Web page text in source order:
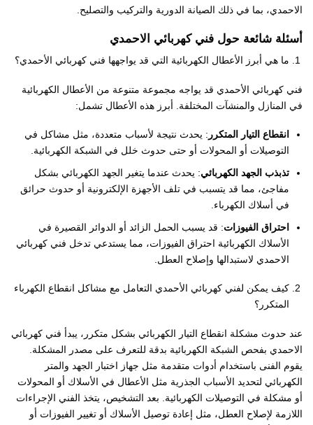
الاحمدي، بما في ذلك الصيانة الدورية والتركيب والتصليح.
أسئلة شائعة حول فني كهربائي الاحمدي
ما هي أبرز الأعطال الكهربائية التي قد يواجهها فني كهربائي الأحمدي؟
فني كهربائي الأحمدي قد يواجه مجموعة متنوعة من الأعطال الكهربائية
في المنازل والمنشآت المختلفة. أبرز هذه الأعطال تشمل:
انقطاع التيار المتكرر : يحدث نتيجة لأسباب متعددة، مثل مشاكل في
التوصيلات أو المحولات أو حتى حدوث خلل في الشبكة الكهربائية.
تذبذب الجهد الكهربائي: يحدث عندما يتغير الجهد الكهربائي بشكل
مفاجئ، مما قد يتسبب في تلف الأجهزة الإلكترونية أو حدوث حرائق
في أسلاك الكهرباء.
احتراق الفيوزات: قد يسبب الحمل الزائد أو الدوائر القصيرة في
الأسلاك الكهربائية احتراق الفيوزات، مما يستدعي تدخل فني كهربائي
الاحمدي لاستبدالها وإصلاح العطل.
كيف يمكن لفني كهربائي الأحمدي التعامل مع مشاكل انقطاع الكهرباء
المتكرر؟
عند حدوث مشكلة انقطاع التيار الكهربائي بشكل متكرر، يبدأ فني كهربائي
الاحمدي بفحص الشبكة الكهربائية بدقة للتعرف على مصدر المشكلة.
يقوم الفنى باستخدام أدوات متقدمة مثل جهاز اختبار الجهد والمتر
الكهربائي لتحديد الأسباب الجذرية مثل الأعطال في الأسلاك أو المحولات
أو مشكلة في التوصيلات الكهربائية. بعد التشخيص، يتخذ الفني الإجراءات
اللازمة لإصلاح العطل، مثل إعادة توصيل الأسلاك أو تغيير الفيوزات أو